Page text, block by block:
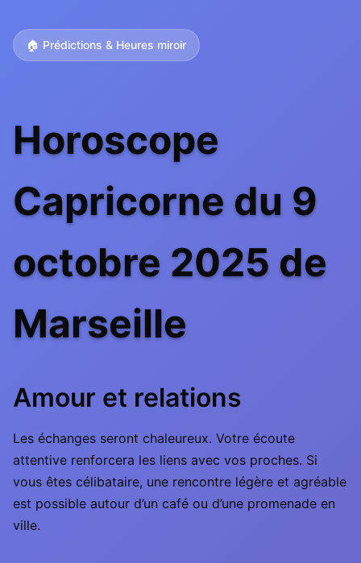
🏠 Prédictions & Heures miroir
Horoscope
Capricorne du 9
octobre 2025 de
Marseille
Amour et relations
Les échanges seront chaleureux. Votre écoute
attentive renforcera les liens avec vos proches. Si
vous êtes célibataire, une rencontre légère et agréable
est possible autour d’un café ou d’une promenade en
ville.